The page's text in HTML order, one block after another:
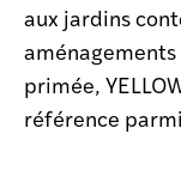
aux jardins
primée,
référence